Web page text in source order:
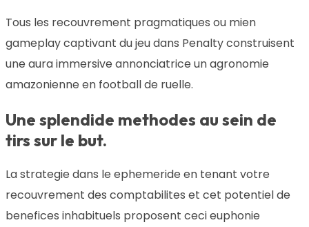
Tous les recouvrement pragmatiques ou mien
gameplay captivant du jeu dans Penalty construisent
une aura immersive annonciatrice un agronomie
amazonienne en football de ruelle.
Une splendide methodes au sein de
tirs sur le but.
La strategie dans le ephemeride en tenant votre
recouvrement des comptabilites et cet potentiel de
benefices inhabituels proposent ceci euphonie